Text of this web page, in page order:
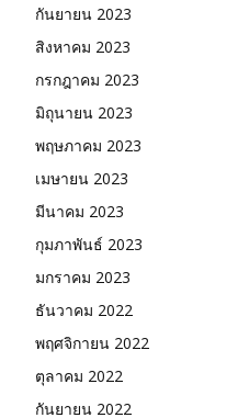
กันยายน 2023
สิงหาคม 2023
กรกฎาคม 2023
มิถุนายน 2023
พฤษภาคม 2023
เมษายน 2023
มีนาคม 2023
กุมภาพันธ์ 2023
มกราคม 2023
ธันวาคม 2022
พฤศจิกายน 2022
ตุลาคม 2022
กันยายน 2022